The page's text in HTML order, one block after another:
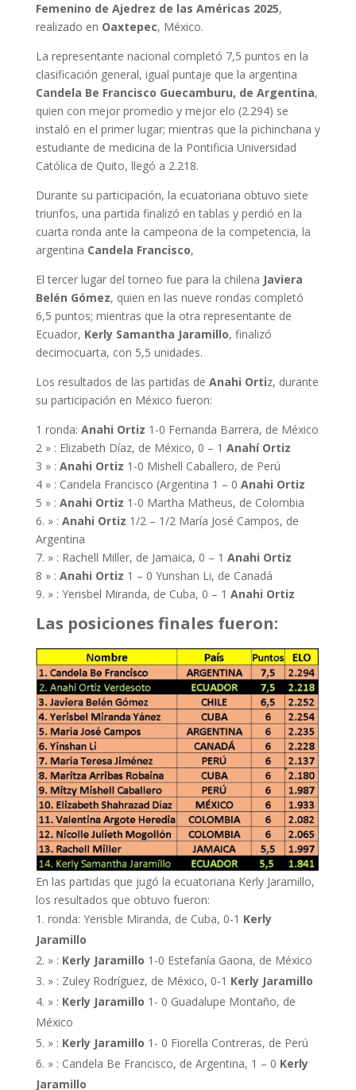
Femenino de Ajedrez de las Américas 2025,
realizado en Oaxtepec, México.
La representante nacional completó 7,5 puntos en la
clasificación general, igual puntaje que la argentina
Candela Be Francisco Guecamburu, de Argentina,
quien con mejor promedio y mejor elo (2.294) se
instaló en el primer lugar; mientras que la pichinchana y
estudiante de medicina de la Pontificia Universidad
Católica de Quito, llegó a 2.218.
Durante su participación, la ecuatoriana obtuvo siete
triunfos, una partida finalizó en tablas y perdió en la
cuarta ronda ante la campeona de la competencia, la
argentina Candela Francisco,
El tercer lugar del torneo fue para la chilena Javiera
Belén Gómez, quien en las nueve rondas completó
6,5 puntos; mientras que la otra representante de
Ecuador, Kerly Samantha Jaramillo, finalizó
decimocuarta, con 5,5 unidades.
Los resultados de las partidas de Anahi Ortiz, durante
su participación en México fueron:
1 ronda: Anahi Ortiz 1-0 Fernanda Barrera, de México
2 » : Elizabeth Díaz, de México, 0 – 1 Anahí Ortiz
3 » : Anahi Ortiz 1-0 Mishell Caballero, de Perú
4 » : Candela Francisco (Argentina 1 – 0 Anahi Ortiz
5 » : Anahi Ortiz 1-0 Martha Matheus, de Colombia
6. » : Anahi Ortiz 1/2 – 1/2 María José Campos, de
Argentina
7. » : Rachell Miller, de Jamaica, 0 – 1 Anahi Ortiz
8 » : Anahi Ortiz 1 – 0 Yunshan Li, de Canadá
9. » : Yerisbel Miranda, de Cuba, 0 – 1 Anahi Ortiz
Las posiciones finales fueron:
En las partidas que jugó la ecuatoriana Kerly Jaramillo,
los resultados que obtuvo fueron:
ronda: Yerisble Miranda, de Cuba, 0-1 Kerly
Jaramillo
» : Kerly Jaramillo 1-0 Estefanía Gaona, de México
» : Zuley Rodríguez, de México, 0-1 Kerly Jaramillo
» : Kerly Jaramillo 1- 0 Guadalupe Montaño, de
México
» : Kerly Jaramillo 1- 0 Fiorella Contreras, de Perú
» : Candela Be Francisco, de Argentina, 1 – 0 Kerly
Jaramillo